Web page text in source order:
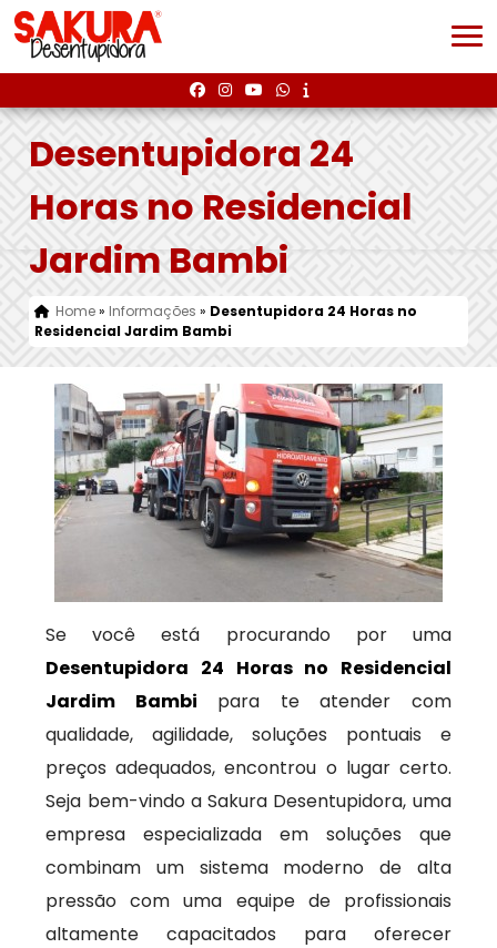
Desentupidora 24
Horas no Residencial
Jardim Bambi
Home» Informações » Desentupidora 24 Horas no
Residencial Jardim Bambi
Se você está procurando por uma
Desentupidora 24 Horas no Residencial
Jardim Bambi para te atender com
qualidade, agilidade, soluções pontuais e
preços adequados, encontrou o lugar certo.
Seja bem-vindo a Sakura Desentupidora, uma
empresa especializada em soluções que
combinam um sistema moderno de alta
pressão com uma equipe de profissionais
altamente capacitados para oferecer